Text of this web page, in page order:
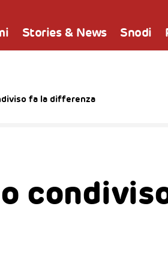
Stories & News Snodi
fa la differenza